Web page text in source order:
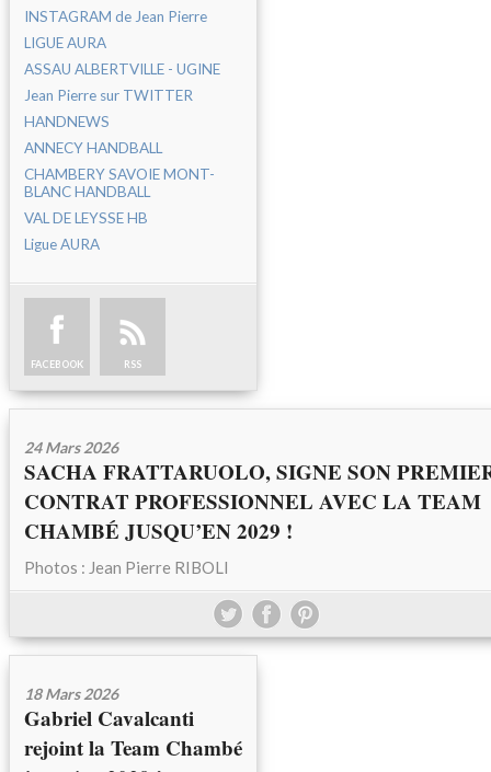
INSTAGRAM de Jean Pierre
LIGUE AURA
ASSAU ALBERTVILLE - UGINE
Jean Pierre sur TWITTER
HANDNEWS
ANNECY HANDBALL
CHAMBERY SAVOIE MONT-
BLANC HANDBALL
VAL DE LEYSSE HB
Ligue AURA
FACEBOOK RSS
24 Mars 2026
SACHA FRATTARUOLO, SIGNE SON
CONTRAT PROFESSIONNEL AVEC LA TEAM
CHAMBÉ JUSQU’EN 2029 !
Photos : Jean Pierre RIBOLI
18 Mars 2026
Gabriel Cavalcanti
rejoint la Team Chambé